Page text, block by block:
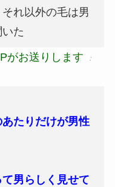
れ以外の毛は男
た
がお送りします ：
たりだけが男性
男らしく見せて